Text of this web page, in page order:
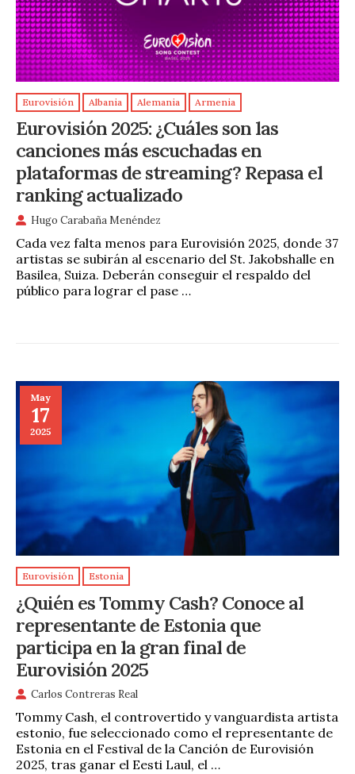
Eurovisión Albania Alemania Armenia
Eurovisión 2025: ¿Cuáles son las
canciones más escuchadas en
plataformas de streaming? Repasa el
ranking actualizado
Hugo Carabaña Menéndez
Cada vez falta menos para Eurovisión 2025, donde 37
artistas se subirán al escenario del St. Jakobshalle en
Basilea, Suiza. Deberán conseguir el respaldo del
público para lograr el pase …
May
17
2025
Eurovisión Estonia
¿Quién es Tommy Cash? Conoce al
representante de Estonia que
participa en la gran final de
Eurovisión 2025
Carlos Contreras Real
Tommy Cash, el controvertido y vanguardista artista
estonio, fue seleccionado como el representante de
Estonia en el Festival de la Canción de Eurovisión
2025, tras ganar el Eesti Laul, el …